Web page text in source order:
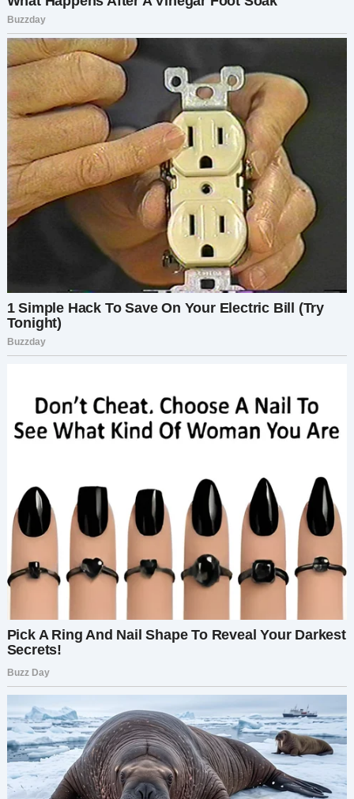
«Тише, Элла», — прошептала женщина,
поглаживая девочку по голове. Затем она
остановилась прямо передо мной, её лицо
стало мягче, но в глазах всё ещё был виден
след боли.
«Меня зовут Марина… и мне жаль портить вашу
свадьбу», — сказала она, её голос слегка
дрожал. «Но вы должны знать правду».
Я посмотрела на неё, затем на детей, и снова
на Лёшу. У меня закружилась голова.
«Что здесь происходит?» — прохрипела я, не
узнавая собственного голоса. «Кто вы? И кто
эти дети?»
«Это», — сказала Марина, указывая на девочку и
Эти слова ударили меня, словно молния.Я
уставилась на неё, покачав головой:
— Спросите у него, он знает лучше, — сказала
Марина, не отрывая хищного взгляда от Лёши.
— Лёша, это правда? — я обратилась к нему, всё
ещё надеясь, что это ложь. — Ответь мне!
Его голова опустилась, плечи сгорбились под
тяжестью тайн.
Марина вздохнула, её голос дрожал от гнева и
горя. Она показала мне старую свадебную
фотографию Лёши с другой женщиной. Моё
сердце разорвалось, когда я взяла
фотографию дрожащими руками, и слёзы